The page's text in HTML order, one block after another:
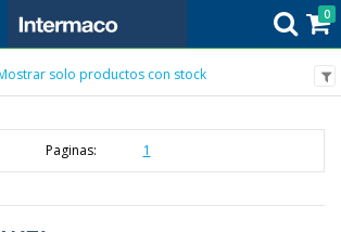
0
solo productos con stock
Paginas: 1